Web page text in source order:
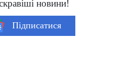
новини!
Підписатися